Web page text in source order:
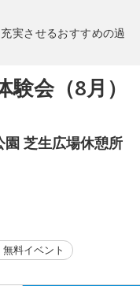
実させるおすすめの過
会（8月）
芝生広場休憩所
無料イベント